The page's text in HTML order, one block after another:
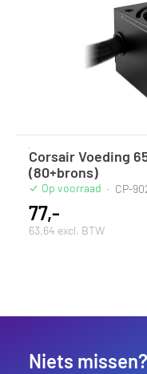
Corsair Voeding
(80+brons)
Op voorraad · CP-
77,-
63,64 excl. BTW
Niets missen?